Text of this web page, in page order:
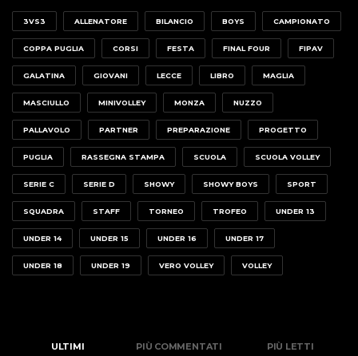
3VS3 ALLENATORE BILANCIO BOYS CAMPIONATO
COPPA PUGLIA CORSI FESTA FINAL FOUR FIPAV
GALATINA GIOVANI LECCE LIBRO MAGLIA
MASCIULLO MINIVOLLEY MONZA NUZZO
PALLAVOLO PARTNER PREPARAZIONE PROGETTO
PUGLIA RASSEGNA STAMPA SCUOLA SCUOLA VOLLEY
SERIE C SERIE D SHOWY SHOWY BOYS SPORT
SQUADRA STAFF TORNEO TROFEO UNDER 13
UNDER 14 UNDER 15 UNDER 16 UNDER 17
UNDER 18 UNDER 19 VERO VOLLEY VOLLEY
ULTIMI PIÙ COMMENTATI PIÙ LETTI